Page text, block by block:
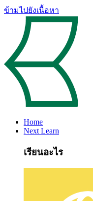
ข้ามไปยังเนื้อหา
Home
Next Learn
เรียนอะไร